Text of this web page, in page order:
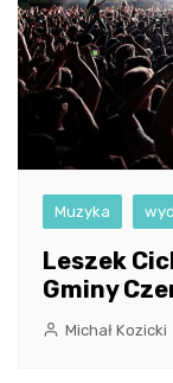
Muzyka
Leszek
Gminy
Michał Kozicki